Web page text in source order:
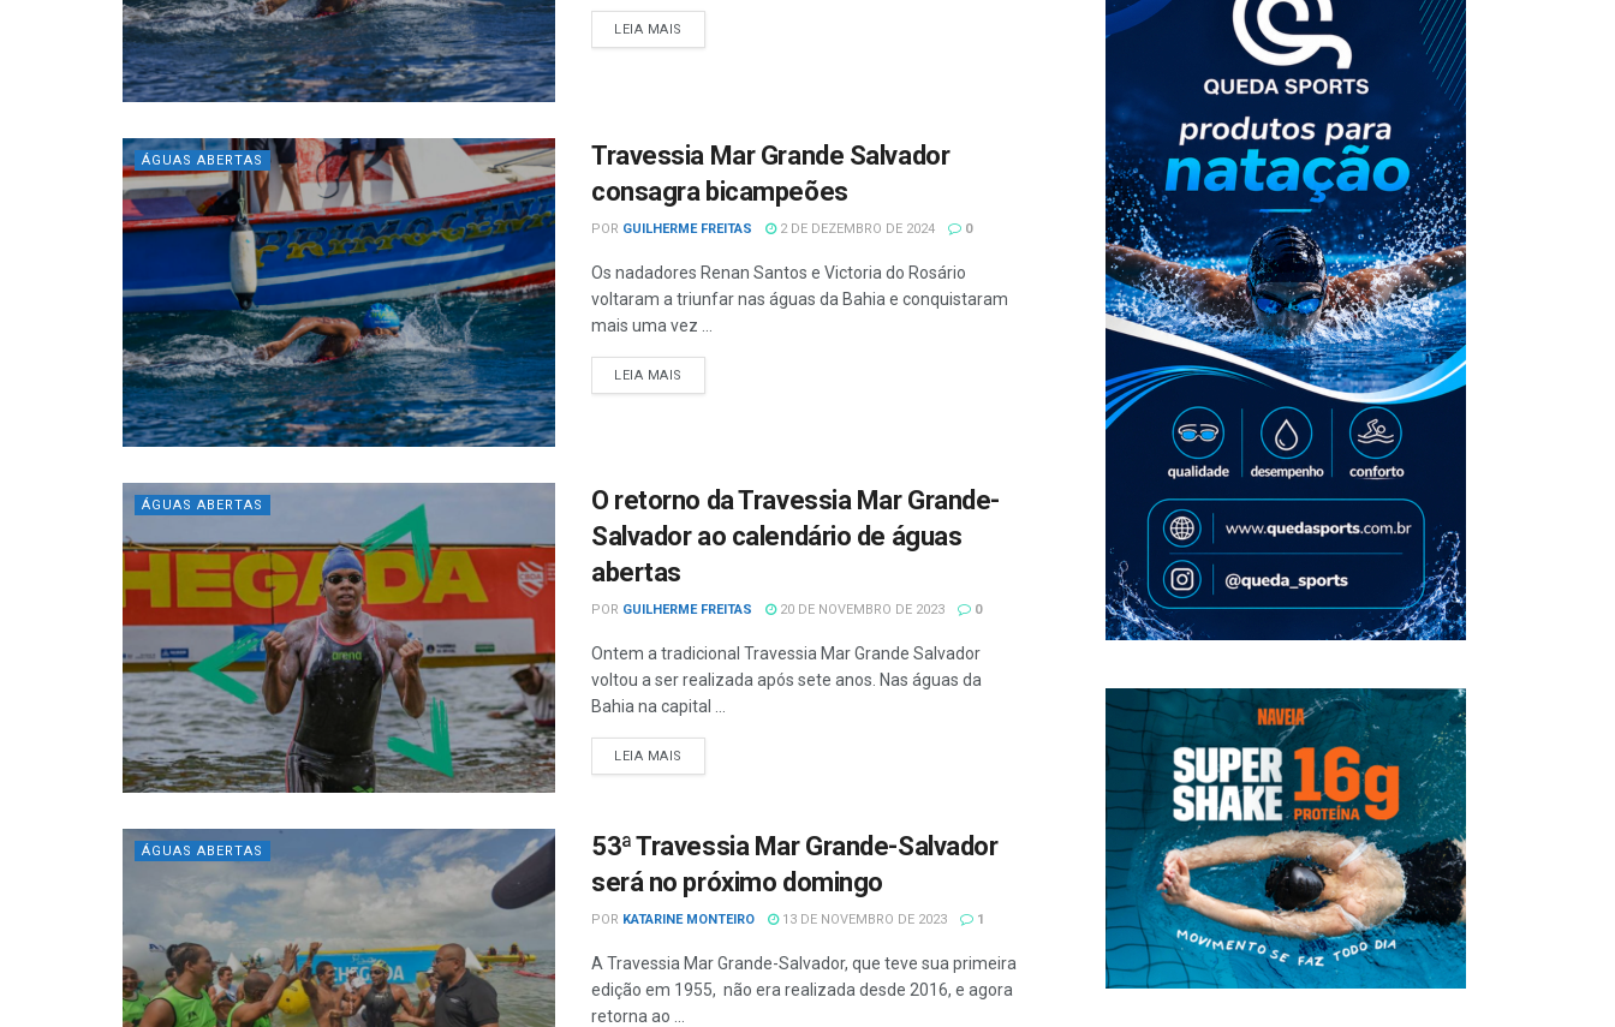
LEIA MAIS
ÁGUAS ABERTAS
Travessia Mar Grande Salvador
consagra bicampeões
POR GUILHERME FREITAS 2 DE DEZEMBRO DE 2024 0
Os nadadores Renan Santos e Victoria do Rosário
voltaram a triunfar nas águas da Bahia e conquistaram
mais uma vez ...
LEIA MAIS
ÁGUAS ABERTAS
O retorno da Travessia Mar Grande-
Salvador ao calendário de águas
abertas
POR GUILHERME FREITAS 20 DE NOVEMBRO DE 2023 0
Ontem a tradicional Travessia Mar Grande Salvador
voltou a ser realizada após sete anos. Nas águas da
Bahia na capital ...
LEIA MAIS
ÁGUAS ABERTAS
53ª Travessia Mar Grande-Salvador
será no próximo domingo
POR KATARINE MONTEIRO 13 DE NOVEMBRO DE 2023 1
A Travessia Mar Grande-Salvador, que teve sua primeira
edição em 1955, não era realizada desde 2016, e agora
retorna ao ...